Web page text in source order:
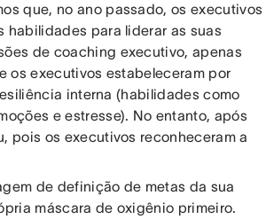
que, no ano passado, os executivos
habilidades para liderar as suas
de coaching executivo, apenas
os executivos estabeleceram por
interna (habilidades como
e estresse). No entanto, após
pois os executivos reconheceram a
de definição de metas da sua
máscara de oxigênio primeiro.